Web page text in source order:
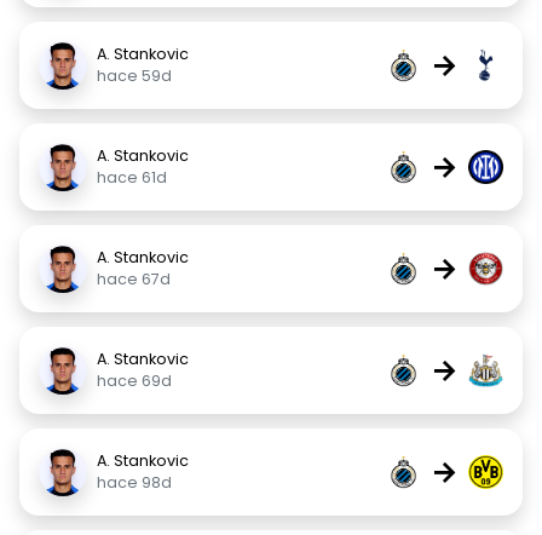
A. Stankovic
hace 59d
→
A. Stankovic
hace 61d
→
A. Stankovic
hace 67d
→
A. Stankovic
hace 69d
→
A. Stankovic
hace 98d
→